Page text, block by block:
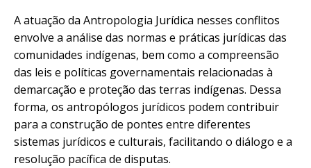
A atuação da Antropologia Jurídica nesses conflitos
envolve a análise das normas e práticas jurídicas das
comunidades indígenas, bem como a compreensão
das leis e políticas governamentais relacionadas à
demarcação e proteção das terras indígenas. Dessa
forma, os antropólogos jurídicos podem contribuir
para a construção de pontes entre diferentes
sistemas jurídicos e culturais, facilitando o diálogo e a
resolução pacífica de disputas.